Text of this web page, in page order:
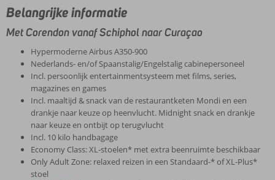
Belangrijke informatie
Met Corendon vanaf Schiphol naar Curaçao
Hypermoderne Airbus A350-900
Nederlands- en/of Spaanstalig/Engelstalig cabinepersoneel
Incl. persoonlijk entertainmentsysteem met films, series,
magazines en games
Incl. maaltijd & snack van de restaurantketen Mondi en een
drankje naar keuze op heenvlucht. Midnight snack en drankje
naar keuze en ontbijt op terugvlucht
Incl. 10 kilo handbagage
Economy Class: XL-stoelen* met extra beenruimte beschikbaar
Only Adult Zone: relaxed reizen in een Standaard-* of XL-Plus*
stoel